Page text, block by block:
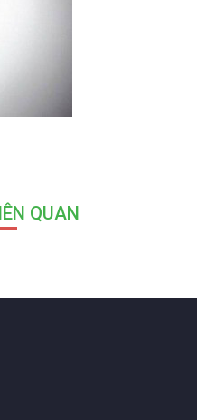
QUAN